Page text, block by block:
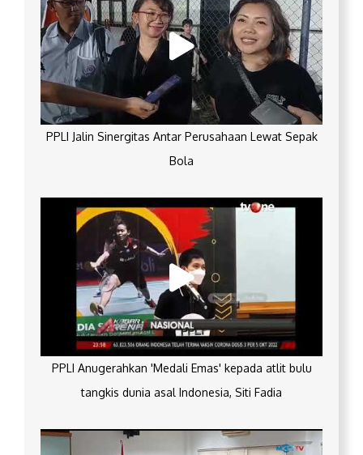
PPLI Jalin Sinergitas Antar Perusahaan Lewat Sepak
Bola
PPLI Anugerahkan 'Medali Emas' kepada atlit bulu
tangkis dunia asal Indonesia, Siti Fadia